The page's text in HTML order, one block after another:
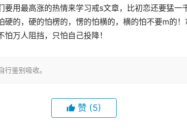
要用最高涨的热情来学习戒s文章，比初恋还要猛一
硬的，硬的怕楞的，愣的怕横的，横的怕不要m的
万人阻挡，只怕自己投降！
鉴别吸收。
赞 (5)